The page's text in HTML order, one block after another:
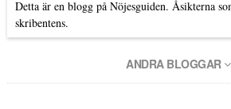
Detta är en blogg på Nöjesguiden. Åsikterna
skribentens.
ANDRA BLOGGAR